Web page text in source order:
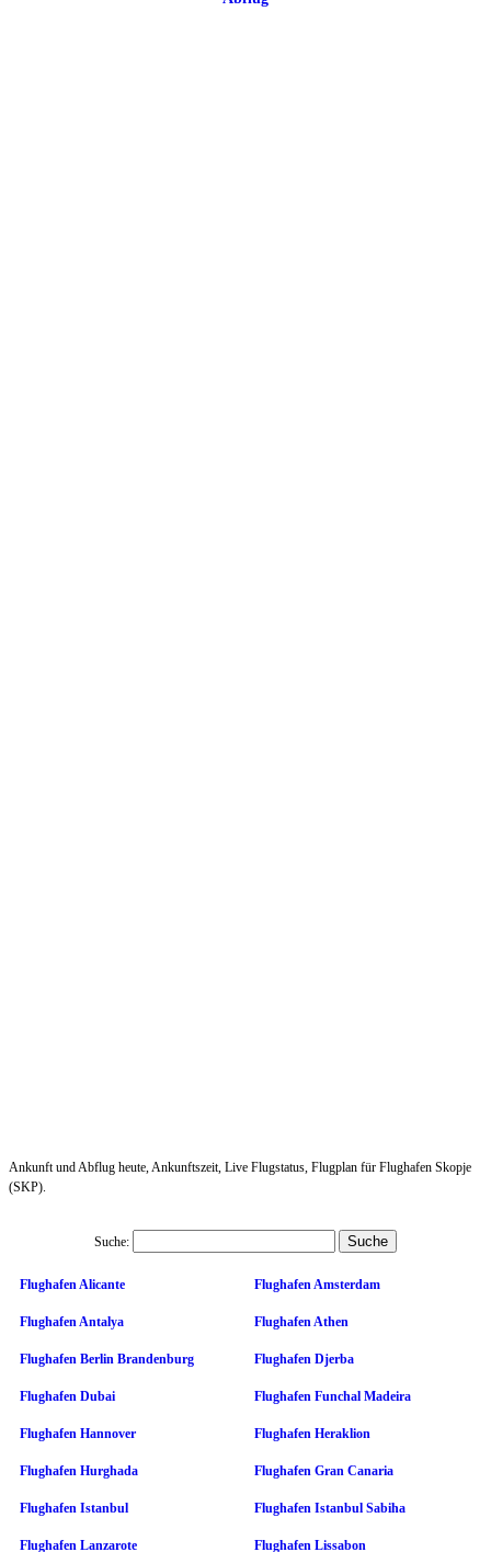
Ankunft und Abflug heute, Ankunftszeit, Live Flugstatus, Flugplan für Flughafen Skopje
(SKP).
Suche:
Flughafen Alicante Flughafen Amsterdam
Flughafen Antalya Flughafen Athen
Flughafen Berlin Brandenburg Flughafen Djerba
Flughafen Dubai Flughafen Funchal Madeira
Flughafen Hannover Flughafen Heraklion
Flughafen Hurghada Flughafen Gran Canaria
Flughafen Istanbul Flughafen Istanbul Sabiha
Flughafen Lanzarote Flughafen Lissabon